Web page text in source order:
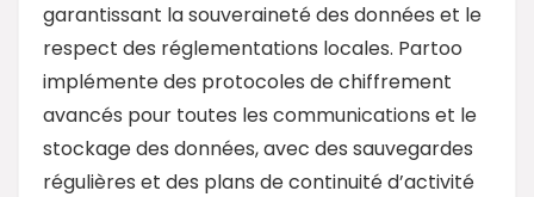
garantissant la souveraineté des données et le
respect des réglementations locales. Partoo
implémente des protocoles de chiffrement
avancés pour toutes les communications et le
stockage des données, avec des sauvegardes
régulières et des plans de continuité d’activité